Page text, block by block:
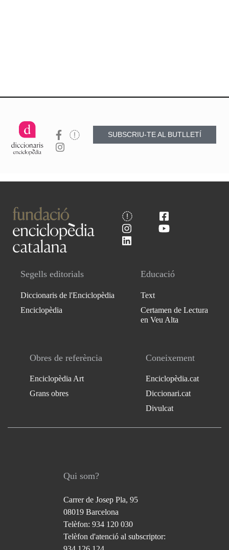
SUBSCRIU-TE AL BUTLLETÍ
Segells editorials
Diccionaris de l'Enciclopèdia
Enciclopèdia
Educació
Text
Certamen de Lectura
en Veu Alta
Obres de referència
Enciclopèdia Art
Grans obres
Coneixement
Enciclopèdia.cat
Diccionari.cat
Divulcat
Qui som?
Carrer de Josep Pla, 95
08019 Barcelona
Telèfon: 934 120 030
Telèfon d'atenció al subscriptor: